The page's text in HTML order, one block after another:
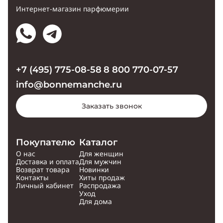
Интернет-магазин парфюмерии
Покупателю
О нас
Доставка и оплата
Возврат товара
Контакты
Личный кабинет
Каталог
Для женщин
Для мужчин
Новинки
Хиты продаж
Распродажа
Уход
Для дома
+7 (495) 775-08-58 8 800 770-07-57
info@bonnemanche.ru
Заказать звонок